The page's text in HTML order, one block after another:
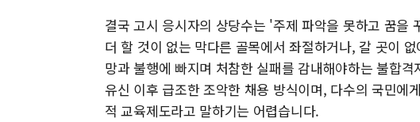
결국 고시 응시자의 상당수는 '주제 파악을 못하고 꿈을
더 할 것이 없는 막다른 골목에서 좌절하거나, 갈 곳이
망과 불행에 빠지며 처참한 실패를 감내해야하는 불합
유신 이후 급조한 조악한 채용 방식이며, 다수의 국민에
적 교육제도라고 말하기는 어렵습니다.